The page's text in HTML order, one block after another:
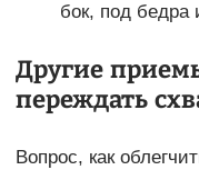
бок, под бедра
Другие
переждать
Вопрос, как